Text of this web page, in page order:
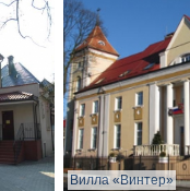
Вилла «Винтер»